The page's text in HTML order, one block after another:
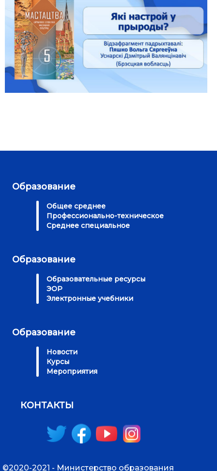
Образование
Общее среднее
Профессионально-техническое
Среднее специальное
Образование
Образовательные ресурсы
ЭОР
Электронные учебники
Образование
Новости
Курсы
Мероприятия
КОНТАКТЫ
©2020-2021 - Министерство образования